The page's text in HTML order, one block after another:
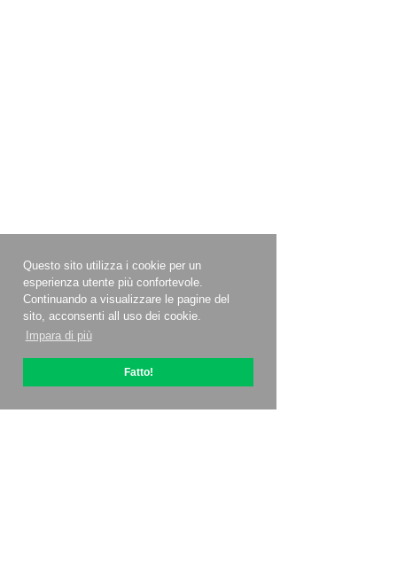
Questo sito utilizza i cookie per un
esperienza utente più confortevole.
Continuando a visualizzare le pagine del
sito, acconsenti all uso dei cookie.
Impara di più
Fatto!